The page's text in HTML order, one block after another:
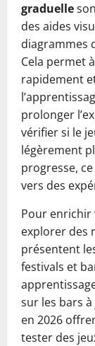
graduelle
des aides
diagrammes
Cela permet
rapidement
prolonger
vérifier si le
légèrement
progresse,
vers des
Pour enrichir
explorer des
présentent
festivals et
sur les bars
en 2026
tester des